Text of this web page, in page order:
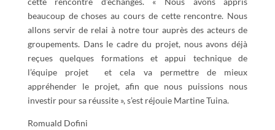
beaucoup de choses au cours de cette rencontre. Nous
allons servir de relai à notre tour auprès des acteurs de
groupements. Dans le cadre du projet, nous avons déjà
reçues quelques formations et appui technique de
l’équipe projet et cela va permettre de mieux
appréhender le projet, afin que nous puissions nous
investir pour sa réussite », s’est réjouie Martine Tuina.
Romuald Dofini